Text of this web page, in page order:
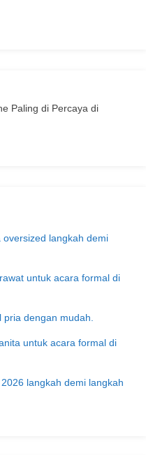
Paling di Percaya di
langkah demi
untuk acara formal di
dengan mudah.
untuk acara formal di
langkah demi langkah